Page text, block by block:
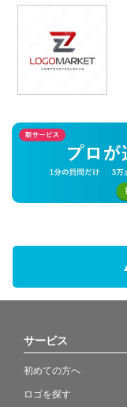
サービス
初めての方へ
ロゴを探す